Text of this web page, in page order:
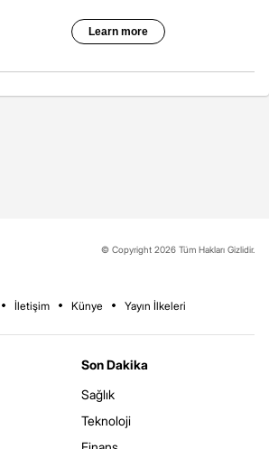
© Copyright 2026 Tüm Hakları Gizlidir.
İletişim Künye Yayın İlkeleri
Son Dakika
Sağlık
Teknoloji